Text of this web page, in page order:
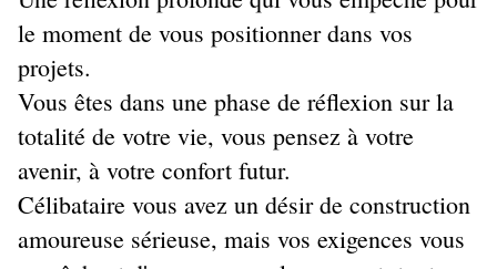
le moment de vous positionner dans vos
projets.
Vous êtes dans une phase de réflexion sur la
totalité de votre vie, vous pensez à votre
avenir, à votre confort futur.
Célibataire vous avez un désir de construction
amoureuse sérieuse, mais vos exigences vous